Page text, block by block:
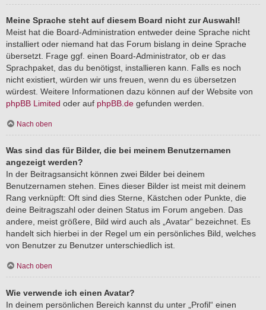
Meine Sprache steht auf diesem Board nicht zur Auswahl!
Meist hat die Board-Administration entweder deine Sprache nicht
installiert oder niemand hat das Forum bislang in deine Sprache
übersetzt. Frage ggf. einen Board-Administrator, ob er das
Sprachpaket, das du benötigst, installieren kann. Falls es noch
nicht existiert, würden wir uns freuen, wenn du es übersetzen
würdest. Weitere Informationen dazu können auf der Website von
phpBB Limited oder auf phpBB.de gefunden werden.
Nach oben
Was sind das für Bilder, die bei meinem Benutzernamen
angezeigt werden?
In der Beitragsansicht können zwei Bilder bei deinem
Benutzernamen stehen. Eines dieser Bilder ist meist mit deinem
Rang verknüpft: Oft sind dies Sterne, Kästchen oder Punkte, die
deine Beitragszahl oder deinen Status im Forum angeben. Das
andere, meist größere, Bild wird auch als „Avatar“ bezeichnet. Es
handelt sich hierbei in der Regel um ein persönliches Bild, welches
von Benutzer zu Benutzer unterschiedlich ist.
Nach oben
Wie verwende ich einen Avatar?
In deinem persönlichen Bereich kannst du unter „Profil“ einen